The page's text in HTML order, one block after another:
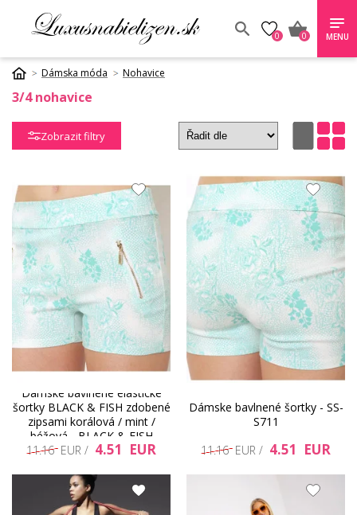
0 0 MENU
Dámska móda Nohavice
3/4 nohavice
Zobrazit filtry
Dámske bavlnené elastické
šortky BLACK & FISH zdobené
zipsami korálová / mint /
béžová - BLACK & FISH
11.16 EUR / 4.51 EUR
Dámske bavlnené šortky - SS-
S711
11.16 EUR / 4.51 EUR